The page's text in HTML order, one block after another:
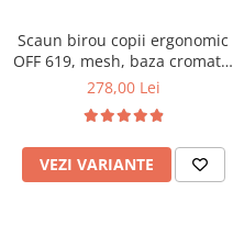
Saltele cu arcuri impachetate
individual
Saltele Memory Pocket
Saltele Memory Foam
Saltele Memory Pocket
Saltele cu plasa arcuri
Paturi
Seturi de pat si saltea
Masute de toaleta
Mobilier living
Scaune pentru living
Scaune birou
Scaune profesionale
Scaune resigilate
Scaun birou copii ergonomic
OFF 619, mesh, baza cromata,
inaltime reglabila, 80 kg
278,00 Lei
VEZI VARIANTE